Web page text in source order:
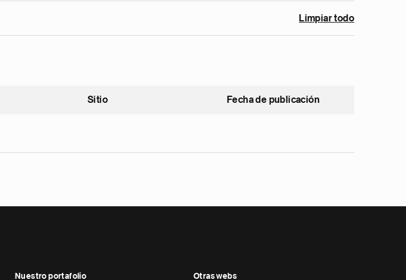
Limpiar todo
Sitio Fecha de publicación
Nuestro portafolio Otras webs